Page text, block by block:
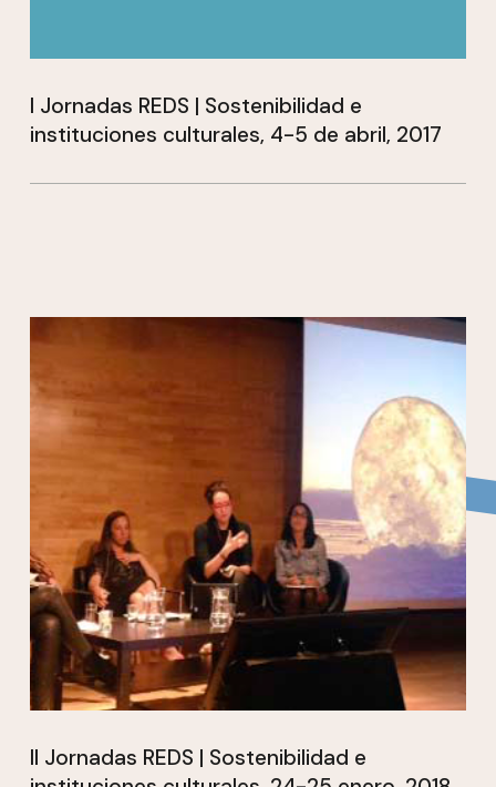
I Jornadas REDS | Sostenibilidad e
instituciones culturales, 4-5 de abril, 2017
II Jornadas REDS | Sostenibilidad e